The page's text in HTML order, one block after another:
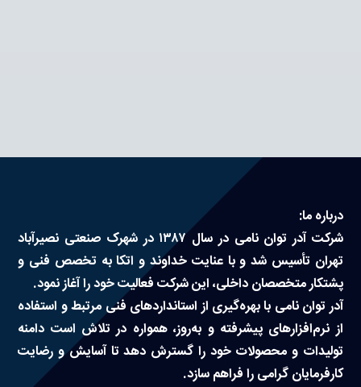
درباره ما:
شرکت آدر توان نامی در سال ۱۳۸۷ در شهرک صنعتی نصیرآباد
تهران تأسیس شد و با عنایت خداوند و اتکا به تخصص فنی و
پشتکار متخصصان داخلی، این شرکت فعالیت خود را آغاز نمود.
آدر توان نامی با بهره‌گیری از استانداردهای فنی مرتبط و استفاده
از نرم‌افزارهای پیشرفته و به‌روز، همواره در تلاش است دامنه
تولیدات و محصولات خود را گسترش دهد تا آسایش و رضایت
کارفرمایان گرامی را فراهم سازد.